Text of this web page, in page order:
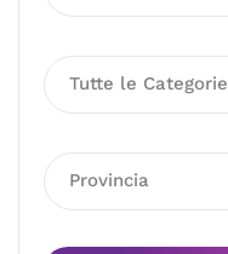
Tutte le Categorie
Provincia